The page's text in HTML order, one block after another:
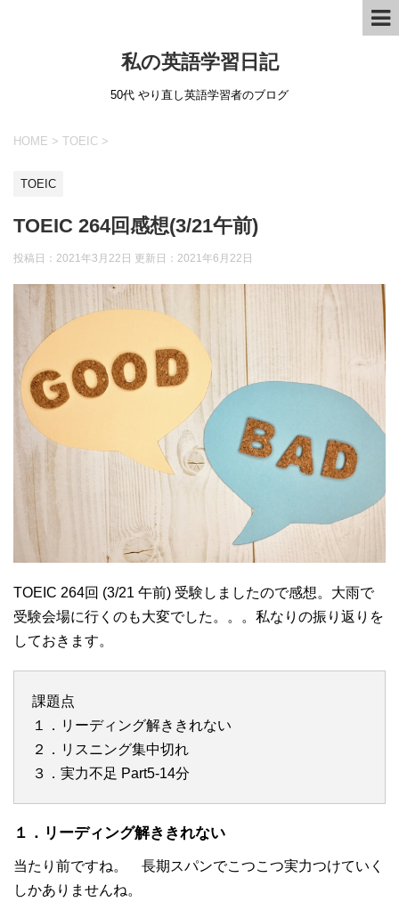
私の英語学習日記
50代 やり直し英語学習者のブログ
HOME > TOEIC >
TOEIC
TOEIC 264回感想(3/21午前)
投稿日：2021年3月22日 更新日： 2021年6月22日
TOEIC 264回 (3/21 午前) 受験しましたので感想。大雨で
受験会場に行くのも大変でした。。。私なりの振り返りを
しておきます。
課題点
１．リーディング解ききれない
２．リスニング集中切れ
３．実力不足 Part5-14分
１．リーディング解ききれない
当たり前ですね。 長期スパンでこつこつ実力つけていく
しかありませんね。